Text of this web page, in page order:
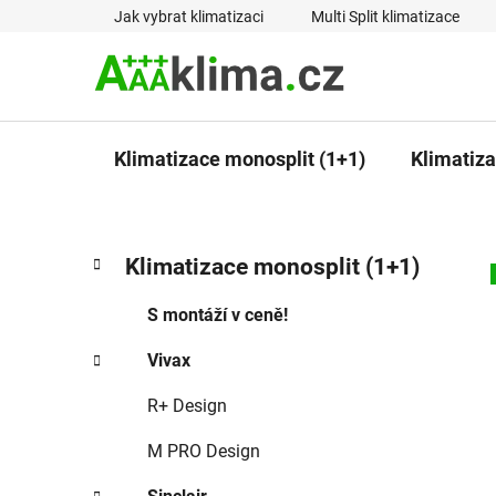
Jak vybrat klimatizaci Multi Split klimatizace
Klimatizace monosplit (1+1)
P
r
í
kategorie
a
g
o
Klimatizace monosplit (1+1)
S montáží v ceně!
Vivax
R+ Design
M PRO Design